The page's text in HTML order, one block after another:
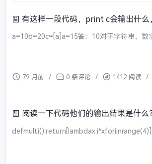
有这样一段代码，print c会输出什么
a=10b=20c=[a]a=15答：10对于字符串，数
79 月前 / 0 条评论 / 1412 阅读 /
阅读一下代码他们的输出结果是什么